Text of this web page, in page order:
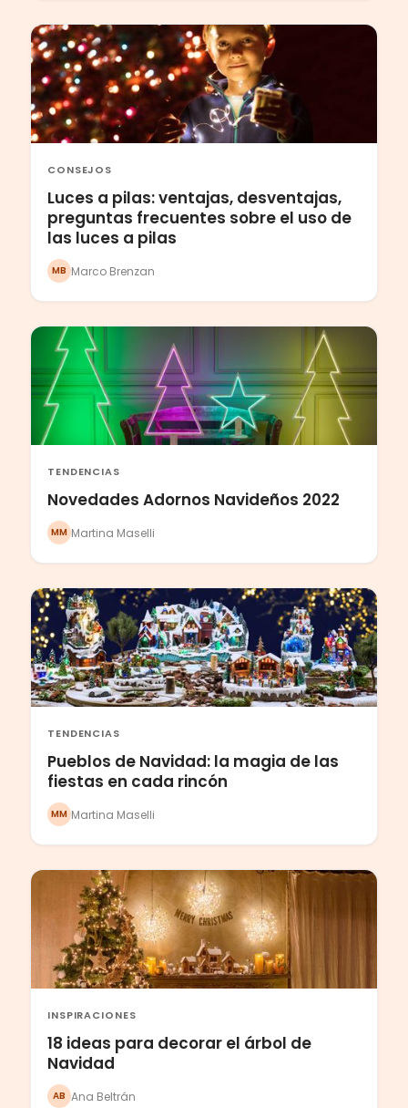
CONSEJOS
Luces a pilas: ventajas, desventajas,
preguntas frecuentes sobre el uso de
las luces a pilas
MB Marco Brenzan
TENDENCIAS
Novedades Adornos Navideños 2022
MM Martina Maselli
TENDENCIAS
Pueblos de Navidad: la magia de las
fiestas en cada rincón
MM Martina Maselli
INSPIRACIONES
18 ideas para decorar el árbol de
Navidad
AB Ana Beltrán